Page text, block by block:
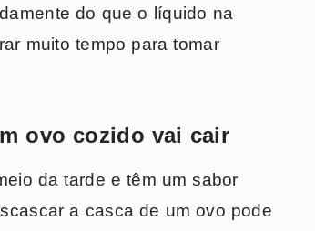
do que o líquido na
muito tempo para tomar
ovo cozido vai cair
da tarde e têm um sabor
a casca de um ovo pode